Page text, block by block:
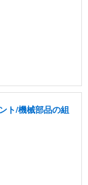
ト/機械部品の組